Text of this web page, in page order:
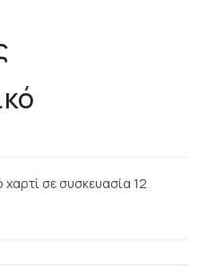
σε συσκευασία 12